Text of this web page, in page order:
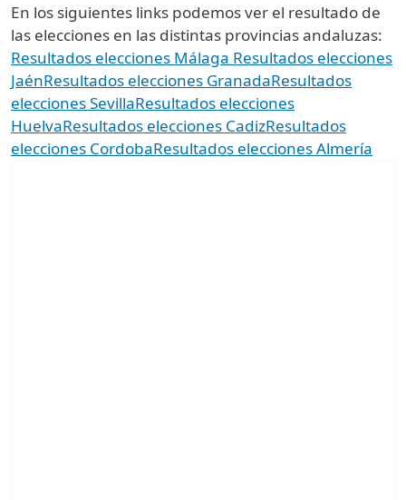
En los siguientes links podemos ver el resultado de
las elecciones en las distintas provincias andaluzas:
Resultados elecciones Málaga Resultados elecciones
JaénResultados elecciones GranadaResultados
elecciones SevillaResultados elecciones
HuelvaResultados elecciones CadizResultados
elecciones CordobaResultados elecciones Almería